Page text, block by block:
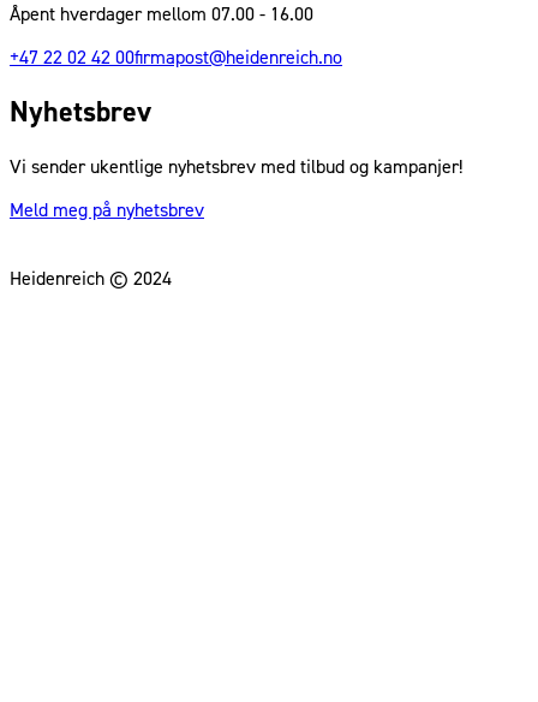
Åpent hverdager mellom 07.00 - 16.00
+47 22 02 42 00firmapost@heidenreich.no
Nyhetsbrev
Vi sender ukentlige nyhetsbrev med tilbud og kampanjer!
Meld meg på nyhetsbrev
Heidenreich © 2024